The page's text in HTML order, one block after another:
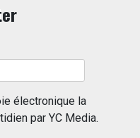
électronique la
par YC Media.